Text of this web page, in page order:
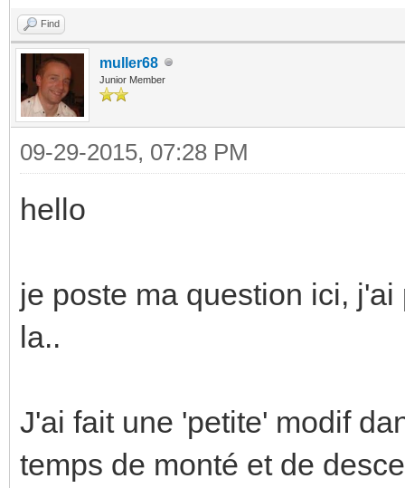
Find
muller68
Junior Member
09-29-2015, 07:28 PM
hello
je poste ma question ici,
la..
J'ai fait une 'petite' modif
temps de monté et de